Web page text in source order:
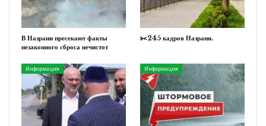
В Назрани пресекают факты
незаконного сброса нечистот
✂️245 кадров Назрани.
Информация Информация